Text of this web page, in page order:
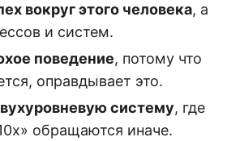
вокруг этого человека, а
и систем.
поведение, потому что
оправдывает это.
систему, где
обращаются иначе.